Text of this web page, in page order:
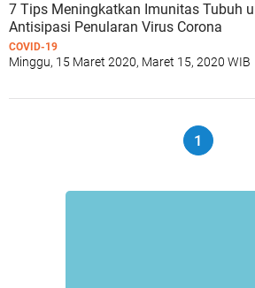
7 Tips Meningkatkan Imunitas Tubuh
Antisipasi Penularan Virus Corona
COVID-19
Minggu, 15 Maret 2020, Maret 15, 2020 WIB
1